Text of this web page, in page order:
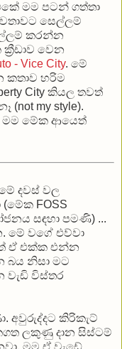
මම පටන් ගත්තා
සෙල්ලම්
කරන්න
වෙන
- Vice City. මේ
කතාව හරිම
City කියල තවත්
my style).
මම මේක ආයෙත්
දවස් වල
(මේක FOSS
සඳහා පමණි) ...
මේ වගේ එව්වා
ඒ එක්ක එන්න
බය නිසා මට
වැඩි විස්තර
අවුරුද්දට කිරිකැට්
ලකුණු දාන සිස්ටම්